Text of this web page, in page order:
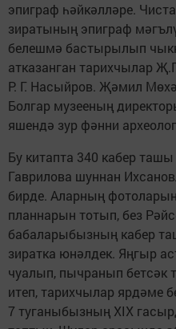
эпиграф һәйкәлләре.
зиратының эпиграф
белешмә бастырылып
атказанган тарихчылар
Р. Г. Насыйров. Җәмил
Болгар музееның
яшендә зур фәнни
Бу китапта 340 кабер
Гаврилова шуннан
бирде. Аларның
планнарын тотып, без
бабаларыбызның кабер
зиратка юнәлдек. Яңгыр
чуалып, пычранып бетсәк
итеп, тарихчылар ярдәме
7 туганыбызның XIX